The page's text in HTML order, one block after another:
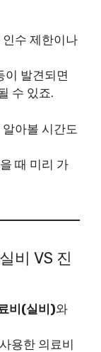
수 제한이나
이 발견되면
수 있죠.
아볼 시간도
때 미리 가
비 VS 진
비(실비)와
용한 의료비